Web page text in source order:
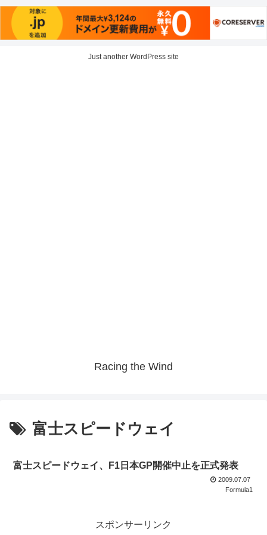
Just another WordPress site
Racing the Wind
富士スピードウェイ
富士スピードウェイ、F1日本GP開催中止を正式発表
2009.07.07
Formula1
スポンサーリンク